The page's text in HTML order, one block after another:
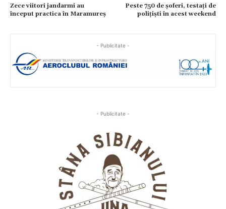
Zece viitori jandarmi au
început practica în Maramureș
Peste 750 de șoferi, testați de
polițiști în acest weekend
- Publicitate -
- Publicitate -